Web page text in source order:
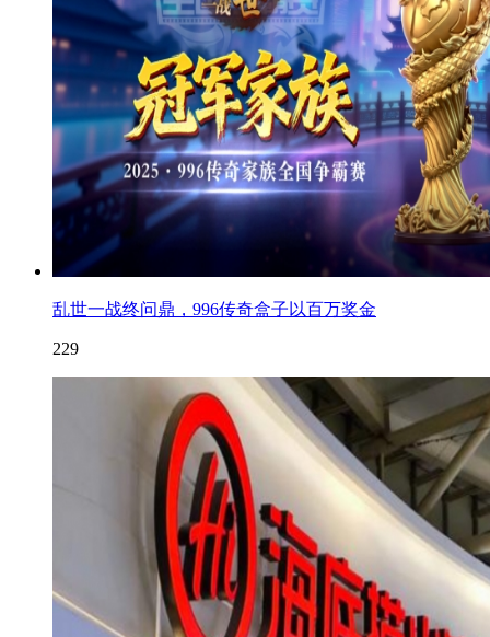
乱世一战终问鼎，996传奇盒子以百万奖金
229